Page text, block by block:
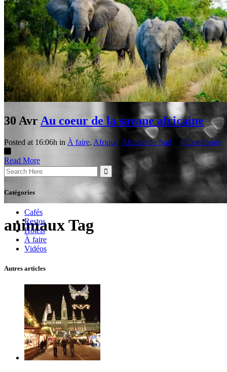
animaux Tag
30 Avr Au coeur de la savane africaine
Posted at 16:06h in À faire, Afrique Afrique du Sud 0 Comments
Read More
Search
for:
Catégories
Cafés
Restos
Hôtels
À faire
Vidéos
Autres articles